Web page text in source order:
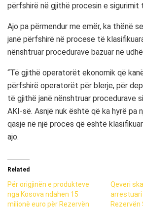
përfshirë në gjithë procesin e sigurimit
Ajo pa përmendur me emër, ka thënë
janë përfshirë në procese të
nënshtruar procedurave bazuar në
“Të gjithë operatorët ekonomik që
përfshirë operatorët për blerje, për
të gjithë janë nënshtruar procedurave
AKI-së. Asnjë nuk është që ka hyrë pa
qasje në një proces që është
ajo.
Related
Për origjinën e produkteve
nga Kosova ndahen 15
milionë euro për Rezervën
Qeveri
arrestuari